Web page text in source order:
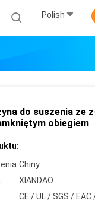
Polish
do suszenia ze
obiegiem
Chiny
XIANDAO
CE / UL / SGS / EAC